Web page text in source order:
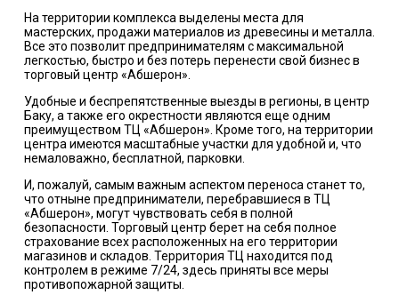
На территории комплекса выделены места для
мастерских, продажи материалов из древесины и металла.
Все это позволит предпринимателям с максимальной
легкостью, быстро и без потерь перенести свой бизнес в
торговый центр «Абшерон».
Удобные и беспрепятственные выезды в регионы, в центр
Баку, а также его окрестности являются еще одним
преимуществом ТЦ «Абшерон». Кроме того, на территории
центра имеются масштабные участки для удобной и, что
немаловажно, бесплатной, парковки.
И, пожалуй, самым важным аспектом переноса станет то,
что отныне предприниматели, перебравшиеся в ТЦ
«Абшерон», могут чувствовать себя в полной
безопасности. Торговый центр берет на себя полное
страхование всех расположенных на его территории
магазинов и складов. Территория ТЦ находится под
контролем в режиме 7/24, здесь приняты все меры
противопожарной защиты.